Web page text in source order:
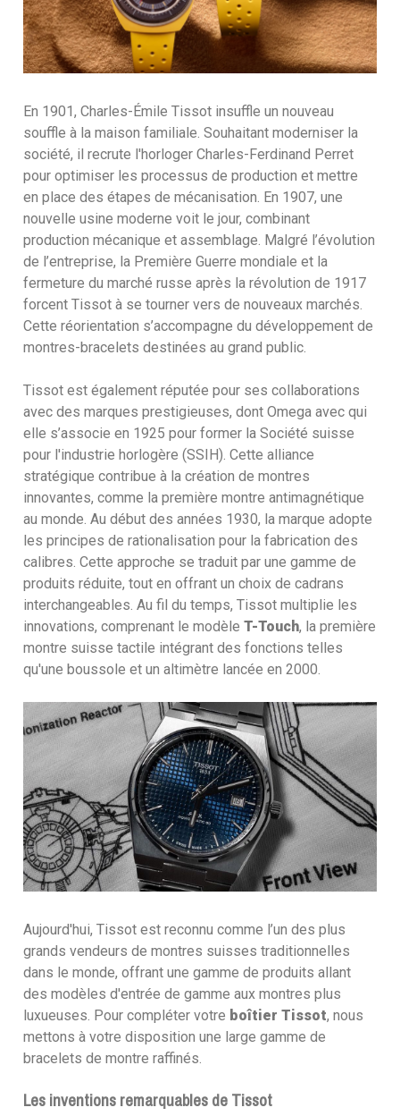
En 1901, Charles-Émile Tissot insuffle un nouveau
souffle à la maison familiale. Souhaitant moderniser la
société, il recrute l'horloger Charles-Ferdinand Perret
pour optimiser les processus de production et mettre
en place des étapes de mécanisation. En 1907, une
nouvelle usine moderne voit le jour, combinant
production mécanique et assemblage. Malgré l’évolution
de l’entreprise, la Première Guerre mondiale et la
fermeture du marché russe après la révolution de 1917
forcent Tissot à se tourner vers de nouveaux marchés.
Cette réorientation s’accompagne du développement de
montres-bracelets destinées au grand public.
Tissot est également réputée pour ses collaborations
avec des marques prestigieuses, dont Omega avec qui
elle s’associe en 1925 pour former la Société suisse
pour l'industrie horlogère (SSIH). Cette alliance
stratégique contribue à la création de montres
innovantes, comme la première montre antimagnétique
au monde. Au début des années 1930, la marque adopte
les principes de rationalisation pour la fabrication des
calibres. Cette approche se traduit par une gamme de
produits réduite, tout en offrant un choix de cadrans
interchangeables. Au fil du temps, Tissot multiplie les
innovations, comprenant le modèleT-Touch, la première
montre suisse tactile intégrant des fonctions telles
qu'une boussole et un altimètre lancée en 2000.
Aujourd'hui, Tissot est reconnu comme l’un des plus
grands vendeurs de montres suisses traditionnelles
dans le monde, offrant une gamme de produits allant
des modèles d'entrée de gamme aux montres plus
luxueuses. Pour compléter votre boîtier Tissot, nous
mettons à votre disposition une large gamme de
bracelets de montre raffinés.
Les inventions remarquables de Tissot